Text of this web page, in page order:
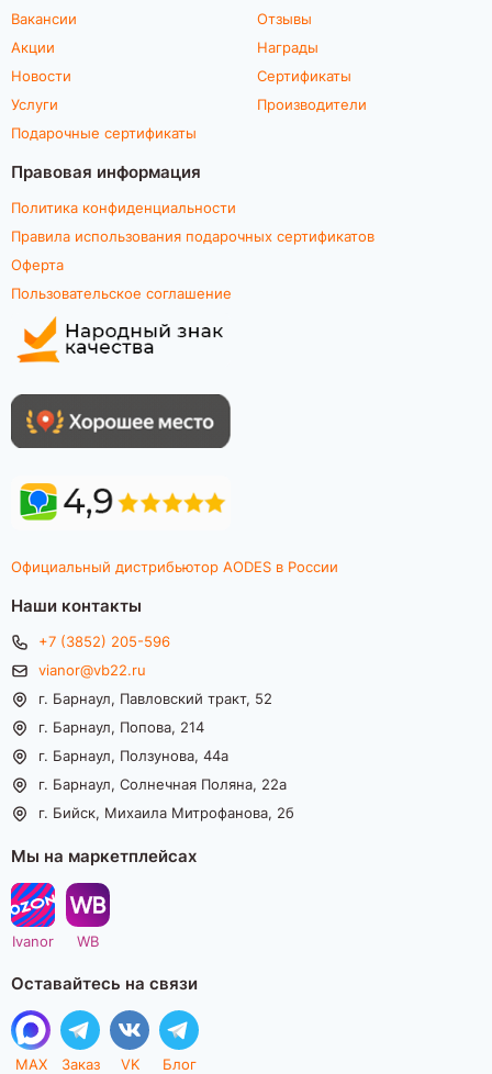
Вакансии
Акции
Новости
Услуги
Подарочные сертификаты
Отзывы
Награды
Сертификаты
Производители
Правовая информация
Политика конфиденциальности
Правила использования подарочных сертификатов
Оферта
Пользовательское соглашение
Официальный дистрибьютор AODES в России
Наши контакты
+7 (3852) 205-596
vianor@vb22.ru
г. Барнаул, Павловский тракт, 52
г. Барнаул, Попова, 214
г. Барнаул, Ползунова, 44а
г. Барнаул, Солнечная Поляна, 22а
г. Бийск, Михаила Митрофанова, 2б
Мы на маркетплейсах
Ivanor WB
Оставайтесь на связи
MAX Заказ VK Блог